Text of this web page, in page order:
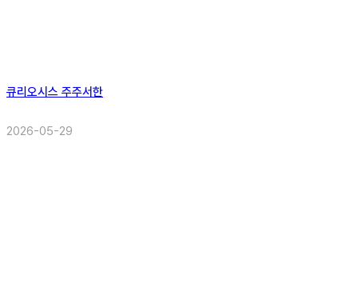
큐리오시스 주주서한
2026-05-29